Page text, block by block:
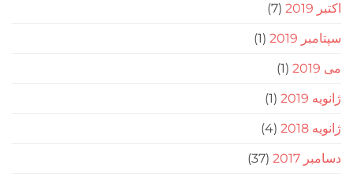
(7)
(1)
(1)
(1)
(4)
(37)